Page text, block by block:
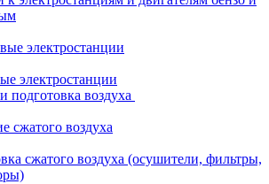
электростанции
электростанции
подготовка воздуха
сжатого воздуха
сжатого воздуха (осушители, фильтры,